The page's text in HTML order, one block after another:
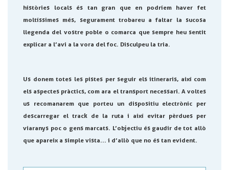
històries locals és tan gran que en podríem haver fet
moltíssimes més, segurament trobareu a faltar la sucosa
llegenda del vostre poble o comarca que sempre heu sentit
explicar a l’avi a la vora del foc. Disculpeu la tria.
Us donem totes les pistes per seguir els itineraris, així com
els aspectes pràctics, com ara el transport necessari. A voltes
us recomanarem que porteu un dispositiu electrònic per
descarregar el track de la ruta i així evitar pèrdues per
viaranys poc o gens marcats. L’objectiu és gaudir de tot allò
que apareix a simple vista... i d’allò que no és tan evident.